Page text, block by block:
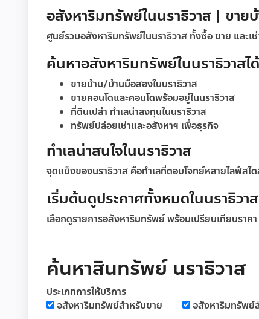
อสังหาริมทรัพย์ในนราธิวาส | ขา
ศูนย์รวมอสังหาริมทรัพย์ในนราธิวาส ทั้งซื้อ ขาย และเช่
ค้นหาอสังหาริมทรัพย์ในนราธิวาสไ
ขายบ้าน/บ้านมือสองในนราธิวาส
ขายคอนโดและคอนโดพร้อมอยู่ในนราธิวาส
ที่ดินเปล่า ทำเลน่าลงทุนในนราธิวาส
ทรัพย์ปล่อยเช่าและอสังหาฯ เพื่อธุรกิจ
ทำเลน่าสนใจในนราธิวาส
จุดแข็งของนราธิวาส คือทำเลที่ตอบโจทย์หลายไลฟ์สไ
เริ่มต้นดูประกาศทั้งหมดในนราธิวาส
เลือกดูรายการอสังหาริมทรัพย์ พร้อมเปรียบเทียบราค
ค้นหาสินทรัพย์ นราธิวาส
ประเภทการให้บริการ
อสังหาริมทรัพย์สำหรับขาย
อสังหาริมทรัพย์